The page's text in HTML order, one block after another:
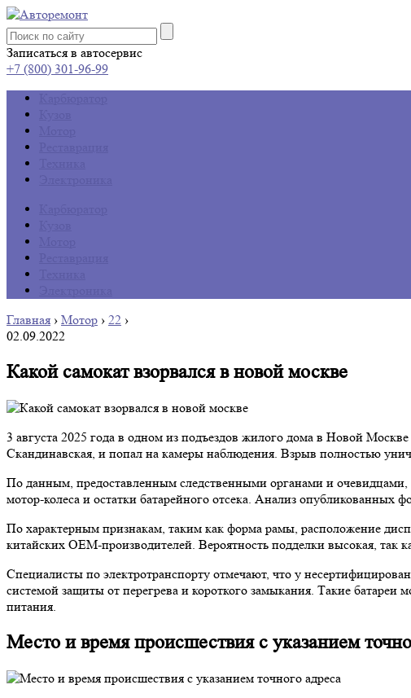
Записаться в автосервис
+7 (800) 301-96-99
Главная › Мотор › 22 ›
02.09.2022
Какой самокат взорвался в новой москве
3 августа 2025 года в одном из подъездов жилого дома в Новой
Скандинавская, и попал на камеры наблюдения. Взрыв полностью
По данным, предоставленным следственными органами и очевидцами,
мотор-колеса и остатки батарейного отсека. Анализ опубликованных
По характерным признакам, таким как форма рамы, расположение
китайских OEM-производителей. Вероятность подделки высокая,
Специалисты по электротранспорту отмечают, что у
системой защиты от перегрева и короткого замыкания. Такие
питания.
Место и время происшествия с указанием